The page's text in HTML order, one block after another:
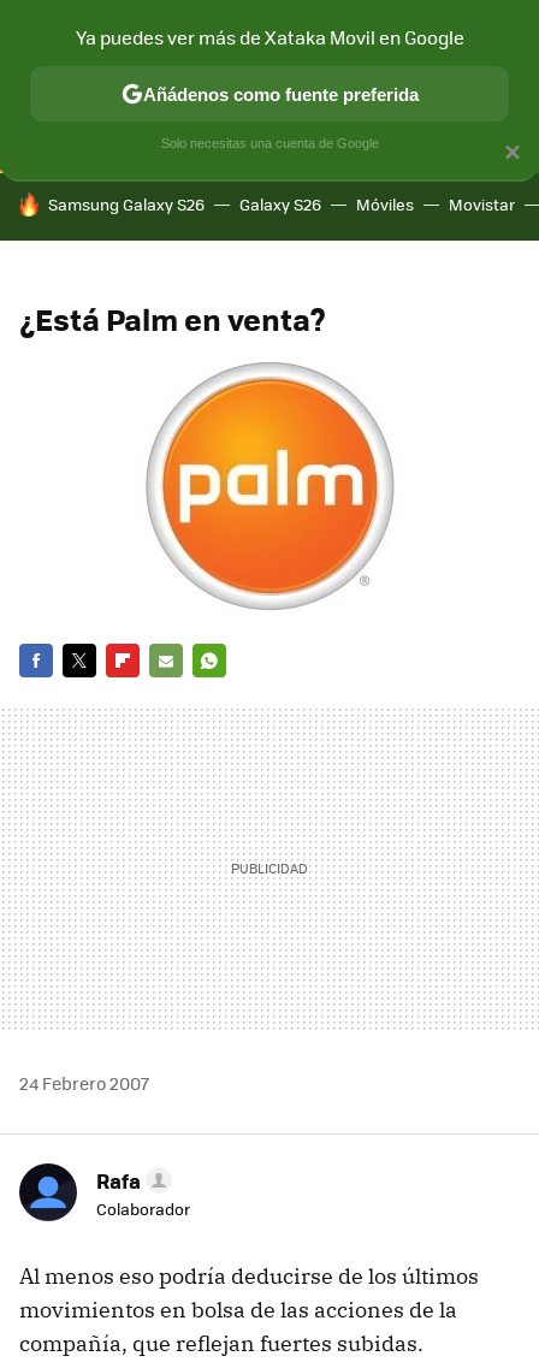
CONECTIVIDAD MÓVIL Y SOCIEDAD APLICACIONES
HOY SE HABLA DE
Samsung Galaxy S26 Galaxy S26 Móviles Movistar
¿Está Palm en venta?
MAIL
24 Febrero 2007
Rafa
Colaborador
Al menos eso podría deducirse de los últimos
movimientos en bolsa de las acciones de la
compañía, que reflejan fuertes subidas.
×
Ya puedes ver más de Xataka Movil en Google
Añádenos como fuente preferida
Solo necesitas una cuenta de Google